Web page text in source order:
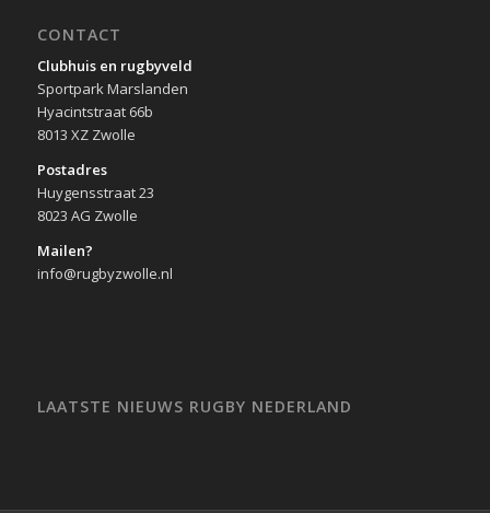
CONTACT
Clubhuis en rugbyveld
Sportpark Marslanden
Hyacintstraat 66b
8013 XZ Zwolle
Postadres
Huygensstraat 23
8023 AG Zwolle
Mailen?
info@rugbyzwolle.nl
LAATSTE NIEUWS RUGBY NEDERLAND